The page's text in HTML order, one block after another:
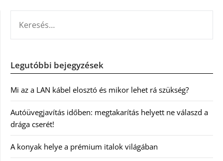
Legutóbbi bejegyzések
Mi az a LAN kábel elosztó és mikor lehet rá szükség?
Autóüvegjavítás időben: megtakarítás helyett ne válaszd a
drága cserét!
A konyak helye a prémium italok világában